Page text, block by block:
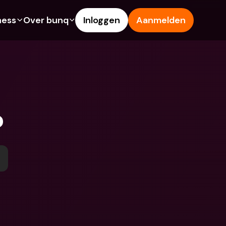
rekeningen
Over bunq Inloggen Aanmelden